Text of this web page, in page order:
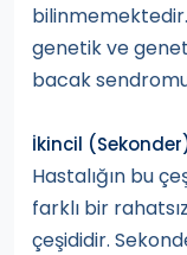
genetik ve
bacak
İkincil
Hastalığın bu
farklı bir
çeşididir.